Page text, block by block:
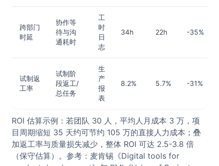
跨部门
时延
协作等
待与沟
通耗时
工
时
日
志
34h 22h -35%
试制返
工率
试制阶
段返工/
总任务
生
产
报
表
8.2% 5.7% -31%
ROI 估算示例：若团队 30 人，平均人月成本 3 万，项
目周期缩短 35 天约可节约 105 万的直接人力成本；叠
加返工率与质量损失减少，整体 ROI 可达 2.5-3.8 倍
（保守估算）。参考：麦肯锡《Digital tools for